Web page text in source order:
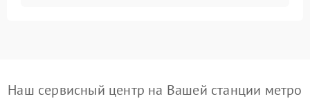
Наш сервисный центр на Вашей станции метро